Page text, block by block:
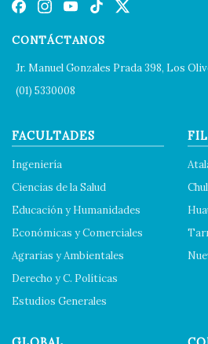
CONTÁCTANOS
Jr. Manuel Gonzales Prada 398, Los
(01) 5330008
FACULTADES
Ingeniería
Ciencias de la Salud
Educación y Humanidades
Económicas y Comerciales
Agrarias y Ambientales
Derecho y C. Políticas
Estudios Generales